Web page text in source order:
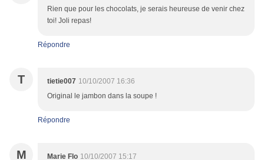
Rien que pour les chocolats, je serais heureuse de venir chez
toi! Joli repas!
Répondre
T tietie007 10/10/2007 16:36
Original le jambon dans la soupe !
Répondre
M Marie Flo 10/10/2007 15:17